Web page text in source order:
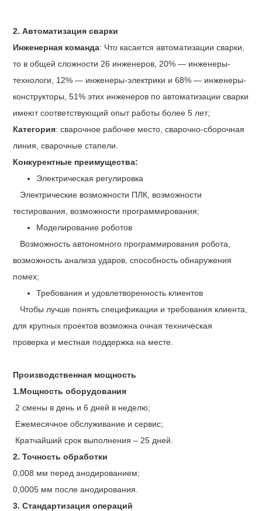
2. Автоматизация сварки
Инженерная команда: Что касается автоматизации сварки,
то в общей сложности 26 инженеров, 20% — инженеры-
технологи, 12% — инженеры-электрики и 68% — инженеры-
конструкторы, 51% этих инженеров по автоматизации сварки
имеют соответствующий опыт работы более 5 лет;
Категория: сварочное рабочее место, сварочно-сборочная
линия, сварочные стапели.
Конкурентные преимущества:
Электрическая регулировка
Электрические возможности ПЛК, возможности
тестирования, возможности программирования;
Моделирование роботов
Возможность автономного программирования робота,
возможность анализа ударов, способность обнаружения
помех;
Требования и удовлетворенность клиентов
Чтобы лучше понять спецификации и требования клиента,
для крупных проектов возможна очная техническая
проверка и местная поддержка на месте.
Производственная мощность
1.Мощность оборудования
2 смены в день и 6 дней в неделю;
Ежемесячное обслуживание и сервис;
Кратчайший срок выполнения – 25 дней.
2. Точность обработки
0,008 мм перед анодированием;
0,0005 мм после анодирования.
3. Стандартизация операций